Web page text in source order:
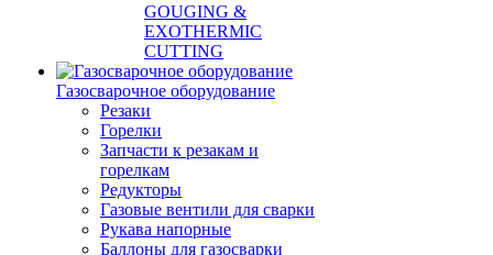
GOUGING &
EXOTHERMIC
CUTTING
Газосварочное оборудование
Резаки
Горелки
Запчасти к резакам и
горелкам
Редукторы
Газовые вентили для сварки
Рукава напорные
Баллоны для газосварки